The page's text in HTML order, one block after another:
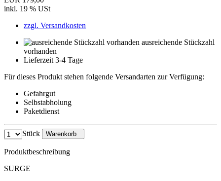
inkl. 19 % USt
zzgl. Versandkosten
ausreichende Stückzahl
vorhanden
Lieferzeit 3-4 Tage
Für dieses Produkt stehen folgende Versandarten zur Verfügung:
Gefahrgut
Selbstabholung
Paketdienst
Stück Warenkorb
Produktbeschreibung
SURGE